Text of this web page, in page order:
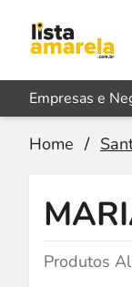
Empresas e
Home /
Produtos